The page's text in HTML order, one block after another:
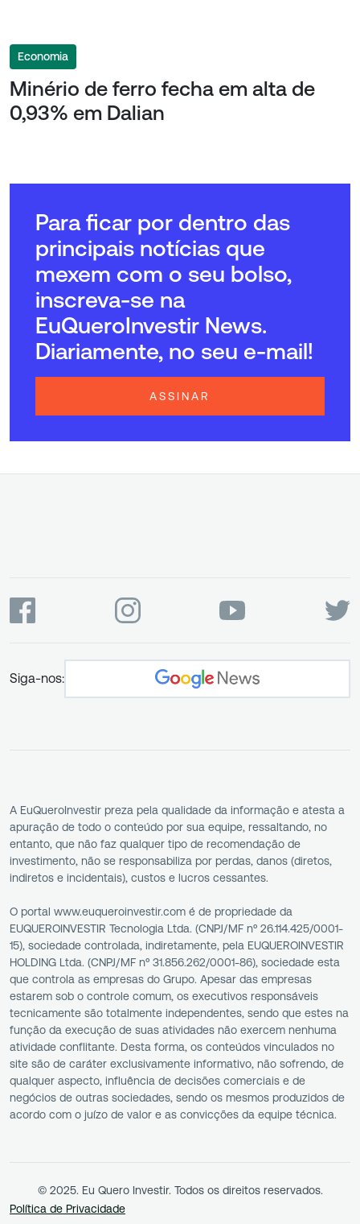
Economia
Minério de ferro fecha em alta de
0,93% em Dalian
Para ficar por dentro das
principais notícias que
mexem com o seu bolso,
inscreva-se na
EuQueroInvestir News.
Diariamente, no seu e-mail!
ASSINAR
Siga-nos:
A EuQueroInvestir preza pela qualidade da informação e atesta a
apuração de todo o conteúdo por sua equipe, ressaltando, no
entanto, que não faz qualquer tipo de recomendação de
investimento, não se responsabiliza por perdas, danos (diretos,
indiretos e incidentais), custos e lucros cessantes.
O portal www.euqueroinvestir.com é de propriedade da
EUQUEROINVESTIR Tecnologia Ltda. (CNPJ/MF nº 26.114.425/0001-
15), sociedade controlada, indiretamente, pela EUQUEROINVESTIR
HOLDING Ltda. (CNPJ/MF nº 31.856.262/0001-86), sociedade esta
que controla as empresas do Grupo. Apesar das empresas
estarem sob o controle comum, os executivos responsáveis
tecnicamente são totalmente independentes, sendo que estes na
função da execução de suas atividades não exercem nenhuma
atividade conflitante. Desta forma, os conteúdos vinculados no
site são de caráter exclusivamente informativo, não sofrendo, de
qualquer aspecto, influência de decisões comerciais e de
negócios de outras sociedades, sendo os mesmos produzidos de
acordo com o juízo de valor e as convicções da equipe técnica.
© 2025. Eu Quero Investir. Todos os direitos reservados.
Política de Privacidade